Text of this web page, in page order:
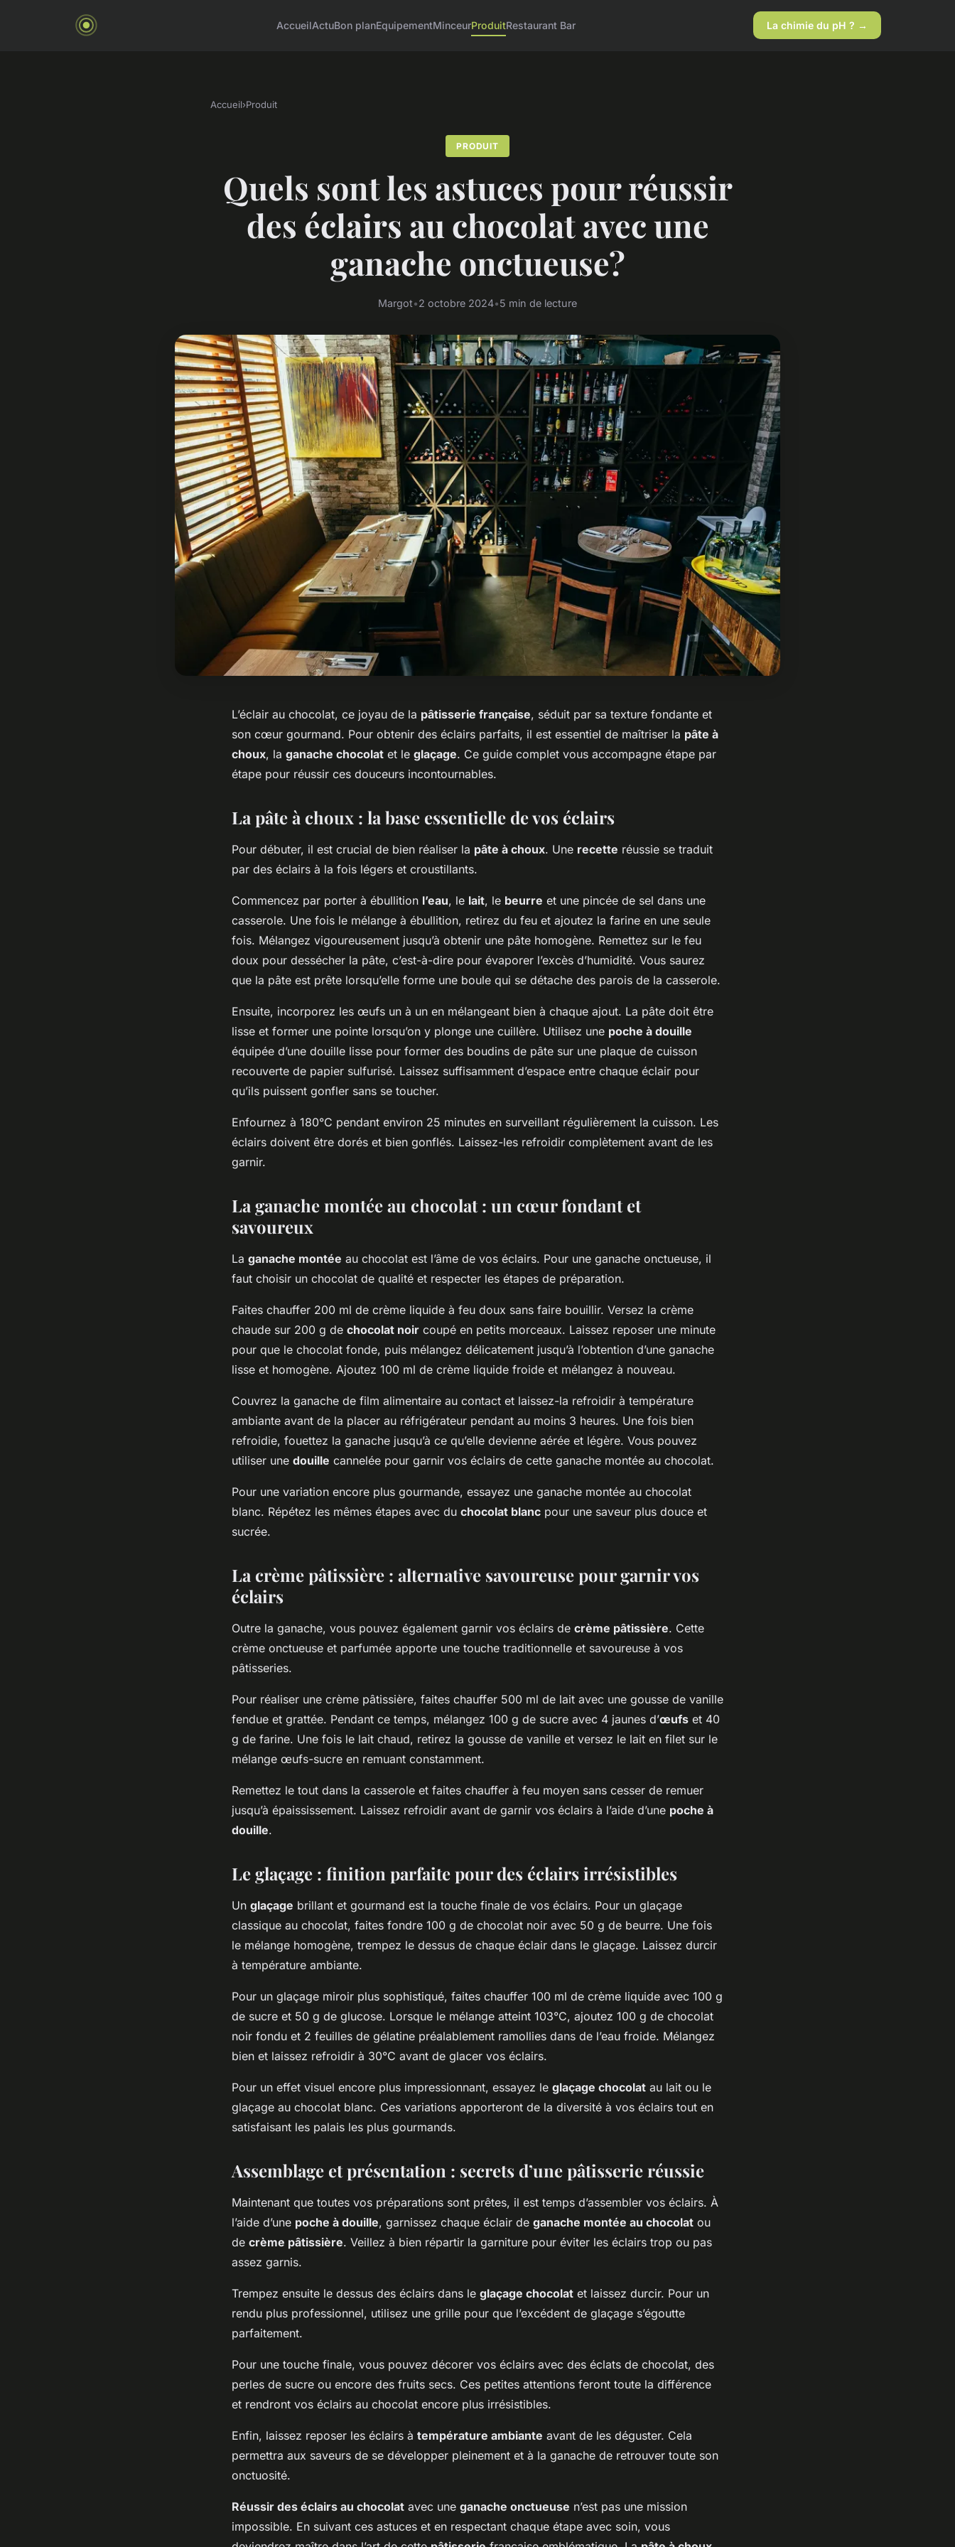
AccueilActuBon planEquipementMinceurProduitRestaurant Bar La chimie du pH ? →
Accueil›Produit
PRODUIT
Quels sont les astuces pour réussir
des éclairs au chocolat avec une
ganache onctueuse?
Margot•2 octobre 2024•5 min de lecture
L’éclair au chocolat, ce joyau de la pâtisserie française, séduit par sa texture fondante et
son cœur gourmand. Pour obtenir des éclairs parfaits, il est essentiel de maîtriser la pâte à
choux, la ganache chocolat et le glaçage. Ce guide complet vous accompagne étape par
étape pour réussir ces douceurs incontournables.
La pâte à choux : la base essentielle de vos éclairs
Pour débuter, il est crucial de bien réaliser la pâte à choux. Une recette réussie se traduit
par des éclairs à la fois légers et croustillants.
Commencez par porter à ébullition l’eau, le lait, le beurre et une pincée de sel dans une
casserole. Une fois le mélange à ébullition, retirez du feu et ajoutez la farine en une seule
fois. Mélangez vigoureusement jusqu’à obtenir une pâte homogène. Remettez sur le feu
doux pour dessécher la pâte, c’est-à-dire pour évaporer l’excès d’humidité. Vous saurez
que la pâte est prête lorsqu’elle forme une boule qui se détache des parois de la casserole.
Ensuite, incorporez les œufs un à un en mélangeant bien à chaque ajout. La pâte doit être
lisse et former une pointe lorsqu’on y plonge une cuillère. Utilisez une poche à douille
équipée d’une douille lisse pour former des boudins de pâte sur une plaque de cuisson
recouverte de papier sulfurisé. Laissez suffisamment d’espace entre chaque éclair pour
qu’ils puissent gonfler sans se toucher.
Enfournez à 180°C pendant environ 25 minutes en surveillant régulièrement la cuisson. Les
éclairs doivent être dorés et bien gonflés. Laissez-les refroidir complètement avant de les
garnir.
La ganache montée au chocolat : un cœur fondant et
savoureux
La ganache montée au chocolat est l’âme de vos éclairs. Pour une ganache onctueuse, il
faut choisir un chocolat de qualité et respecter les étapes de préparation.
Faites chauffer 200 ml de crème liquide à feu doux sans faire bouillir. Versez la crème
chaude sur 200 g de chocolat noir coupé en petits morceaux. Laissez reposer une minute
pour que le chocolat fonde, puis mélangez délicatement jusqu’à l’obtention d’une ganache
lisse et homogène. Ajoutez 100 ml de crème liquide froide et mélangez à nouveau.
Couvrez la ganache de film alimentaire au contact et laissez-la refroidir à température
ambiante avant de la placer au réfrigérateur pendant au moins 3 heures. Une fois bien
refroidie, fouettez la ganache jusqu’à ce qu’elle devienne aérée et légère. Vous pouvez
utiliser une douille cannelée pour garnir vos éclairs de cette ganache montée au chocolat.
Pour une variation encore plus gourmande, essayez une ganache montée au chocolat
blanc. Répétez les mêmes étapes avec du chocolat blanc pour une saveur plus douce et
sucrée.
La crème pâtissière : alternative savoureuse pour garnir vos
éclairs
Outre la ganache, vous pouvez également garnir vos éclairs de crème pâtissière. Cette
crème onctueuse et parfumée apporte une touche traditionnelle et savoureuse à vos
pâtisseries.
Pour réaliser une crème pâtissière, faites chauffer 500 ml de lait avec une gousse de vanille
fendue et grattée. Pendant ce temps, mélangez 100 g de sucre avec 4 jaunes d’œufs et 40
g de farine. Une fois le lait chaud, retirez la gousse de vanille et versez le lait en filet sur le
mélange œufs-sucre en remuant constamment.
Remettez le tout dans la casserole et faites chauffer à feu moyen sans cesser de remuer
jusqu’à épaississement. Laissez refroidir avant de garnir vos éclairs à l’aide d’une poche à
douille.
Le glaçage : finition parfaite pour des éclairs irrésistibles
Un glaçage brillant et gourmand est la touche finale de vos éclairs. Pour un glaçage
classique au chocolat, faites fondre 100 g de chocolat noir avec 50 g de beurre. Une fois
le mélange homogène, trempez le dessus de chaque éclair dans le glaçage. Laissez durcir
à température ambiante.
Pour un glaçage miroir plus sophistiqué, faites chauffer 100 ml de crème liquide avec 100 g
de sucre et 50 g de glucose. Lorsque le mélange atteint 103°C, ajoutez 100 g de chocolat
noir fondu et 2 feuilles de gélatine préalablement ramollies dans de l’eau froide. Mélangez
bien et laissez refroidir à 30°C avant de glacer vos éclairs.
Pour un effet visuel encore plus impressionnant, essayez le glaçage chocolat au lait ou le
glaçage au chocolat blanc. Ces variations apporteront de la diversité à vos éclairs tout en
satisfaisant les palais les plus gourmands.
Assemblage et présentation : secrets d’une pâtisserie réussie
Maintenant que toutes vos préparations sont prêtes, il est temps d’assembler vos éclairs. À
l’aide d’une poche à douille, garnissez chaque éclair de ganache montée au chocolat ou
de crème pâtissière. Veillez à bien répartir la garniture pour éviter les éclairs trop ou pas
assez garnis.
Trempez ensuite le dessus des éclairs dans le glaçage chocolat et laissez durcir. Pour un
rendu plus professionnel, utilisez une grille pour que l’excédent de glaçage s’égoutte
parfaitement.
Pour une touche finale, vous pouvez décorer vos éclairs avec des éclats de chocolat, des
perles de sucre ou encore des fruits secs. Ces petites attentions feront toute la différence
et rendront vos éclairs au chocolat encore plus irrésistibles.
Enfin, laissez reposer les éclairs à température ambiante avant de les déguster. Cela
permettra aux saveurs de se développer pleinement et à la ganache de retrouver toute son
onctuosité.
Réussir des éclairs au chocolat avec une ganache onctueuse n’est pas une mission
impossible. En suivant ces astuces et en respectant chaque étape avec soin, vous